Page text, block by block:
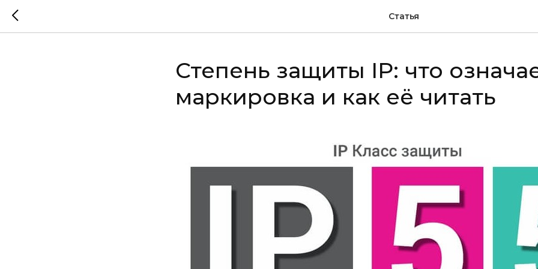
Статья
Степень защиты IP: что
маркировка и как её читать